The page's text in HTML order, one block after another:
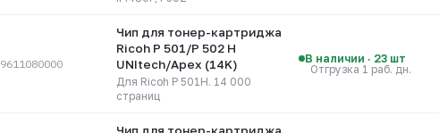
9611080000
Чип для тонер-картриджа
Ricoh P 501/P 502 H
UNItech/Apex (14K)
Для Ricoh P 501H. 14 000
страниц
В наличии · 23 шт
Отгрузка 1 раб. дн.